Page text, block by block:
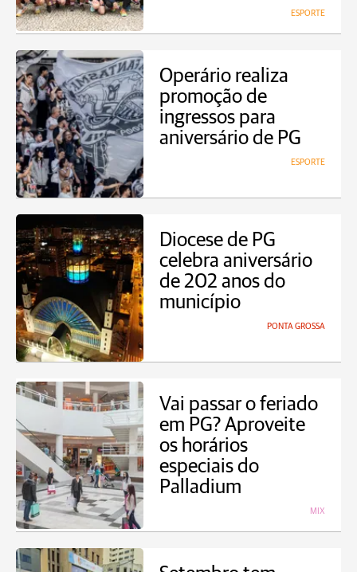
ESPORTE
Operário realiza
promoção de
ingressos para
aniversário de PG
ESPORTE
Diocese de PG
celebra aniversário
de 202 anos do
município
PONTA GROSSA
Vai passar o feriado
em PG? Aproveite
os horários
especiais do
Palladium
MIX